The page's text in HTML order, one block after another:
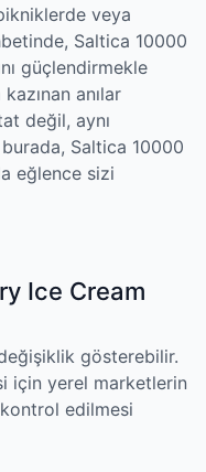
veya
Saltica 10000
güçlendirmekle
anılar
değil, aynı
Saltica 10000
eğlence sizi
Ice Cream
değişiklik gösterebilir.
için yerel marketlerin
edilmesi